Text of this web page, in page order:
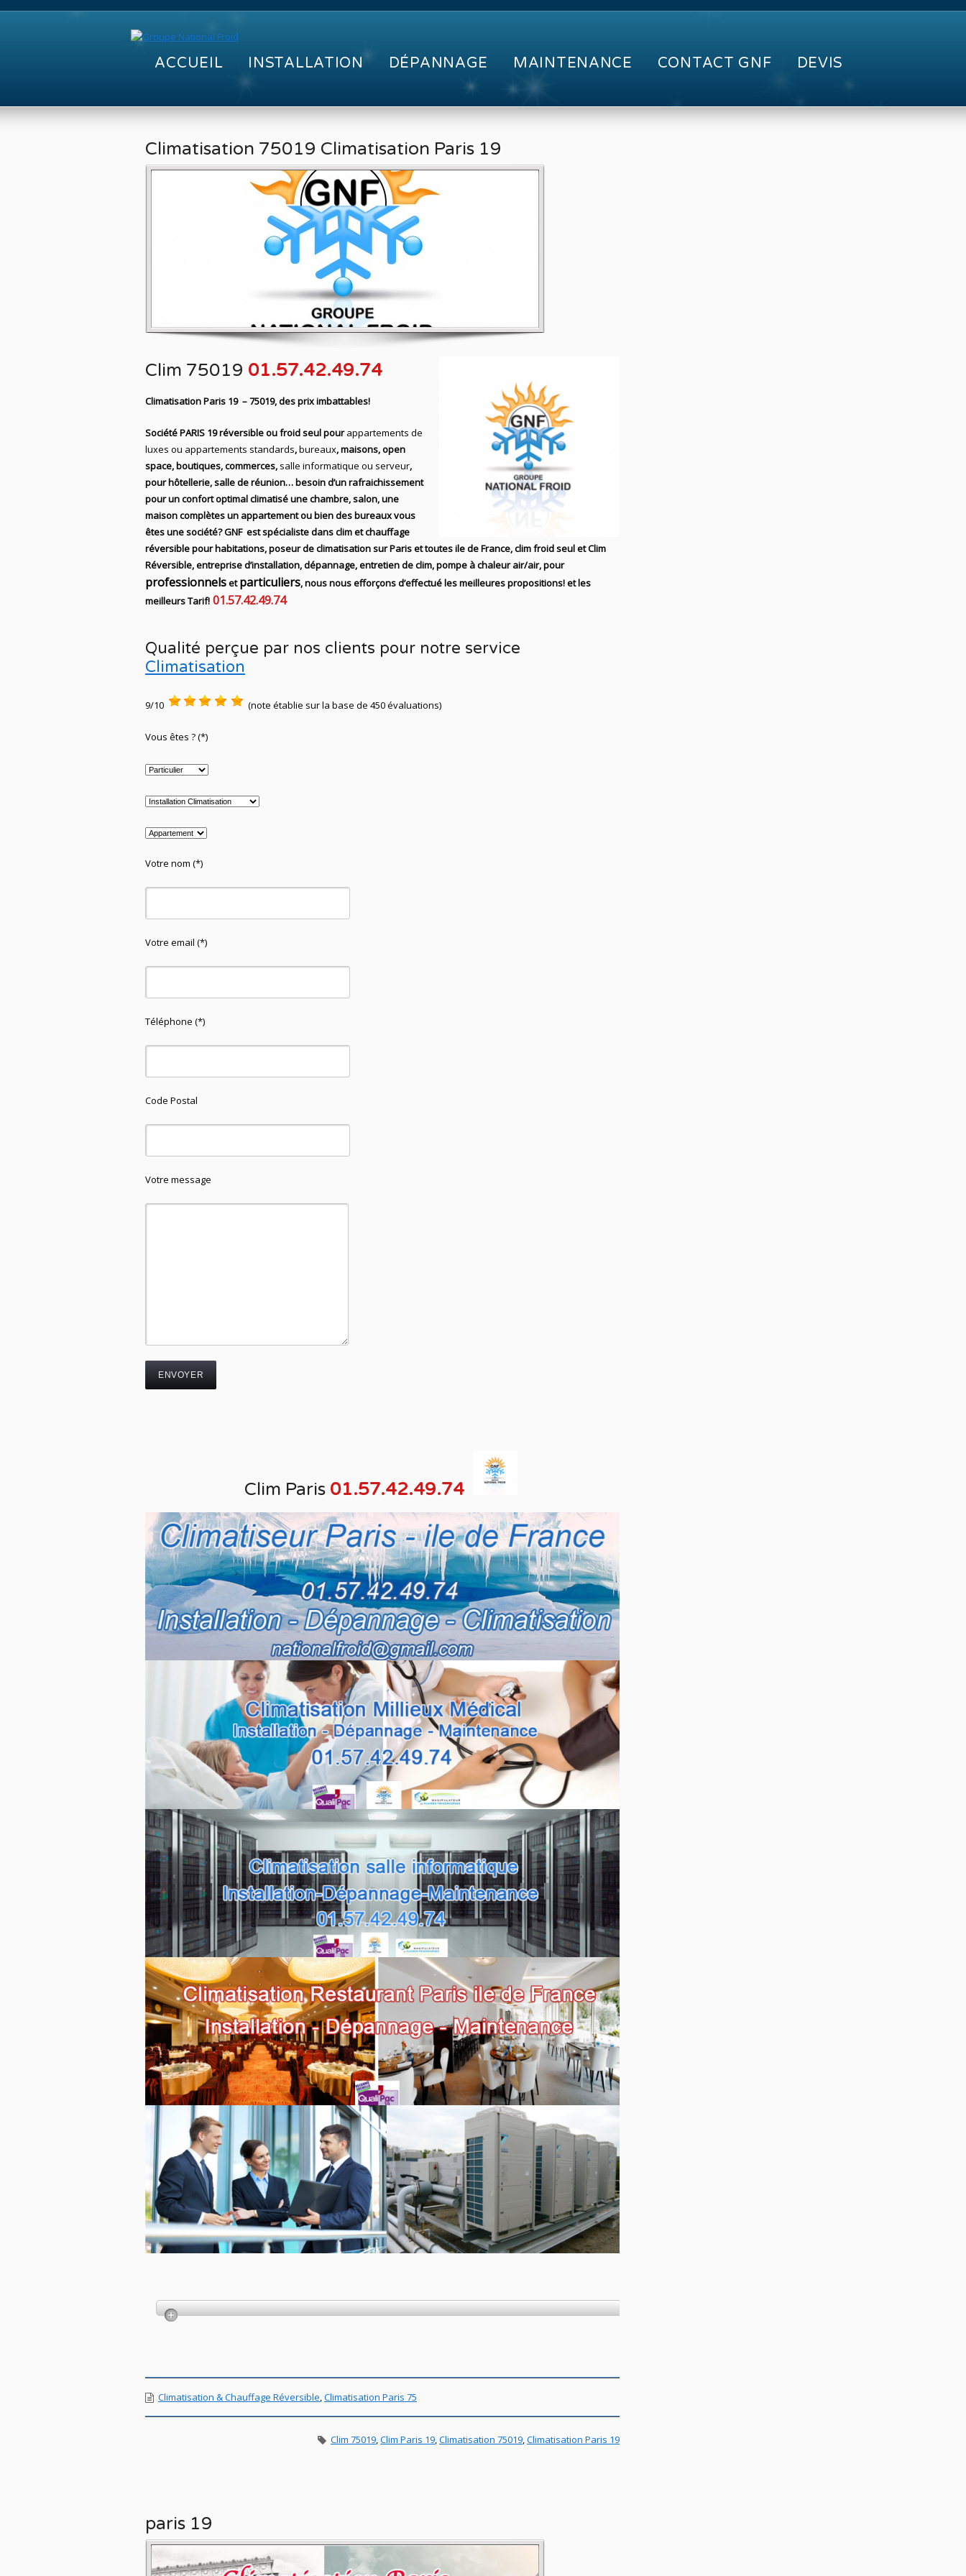
ACCUEIL INSTALLATION DÉPANNAGE MAINTENANCE CONTACT GNF DEVIS
Climatisation 75019 Climatisation Paris 19
Clim 75019 01.57.42.49.74
Climatisation Paris 19 – 75019, des prix imbattables!
Société PARIS 19 réversible ou froid seul pourappartements de
luxes ou appartements standards,bureaux, maisons, open
space, boutiques, commerces, salle informatique ou serveur,
pour hôtellerie, salle de réunion… besoin d’un rafraichissement
pour un confort optimal climatisé une chambre, salon, une
maison complètes un appartement ou bien des bureaux vous
êtes une société? GNF est spécialiste dans clim et chauffage
réversible pour habitations, poseur de climatisation sur Paris et toutes ile de France, clim froid seul et Clim
Réversible, entreprise d’installation, dépannage, entretien de clim, pompe à chaleur air/air,pour
professionnelsetparticuliers, nous nous efforçons d’effectué les meilleures propositions! et les
meilleurs Tarif! 01.57.42.49.74
Qualité perçue par nos clients pour notre service
Climatisation
9/10 (note établie sur la base de 450 évaluations)
Vous êtes ? (*)
Votre nom (*)
Votre email (*)
Téléphone (*)
Code Postal
Votre message
Clim Paris 01.57.42.49.74
Climatisation & Chauffage Réversible,Climatisation Paris 75
Clim 75019,Clim Paris 19,Climatisation 75019,Climatisation Paris 19
paris 19